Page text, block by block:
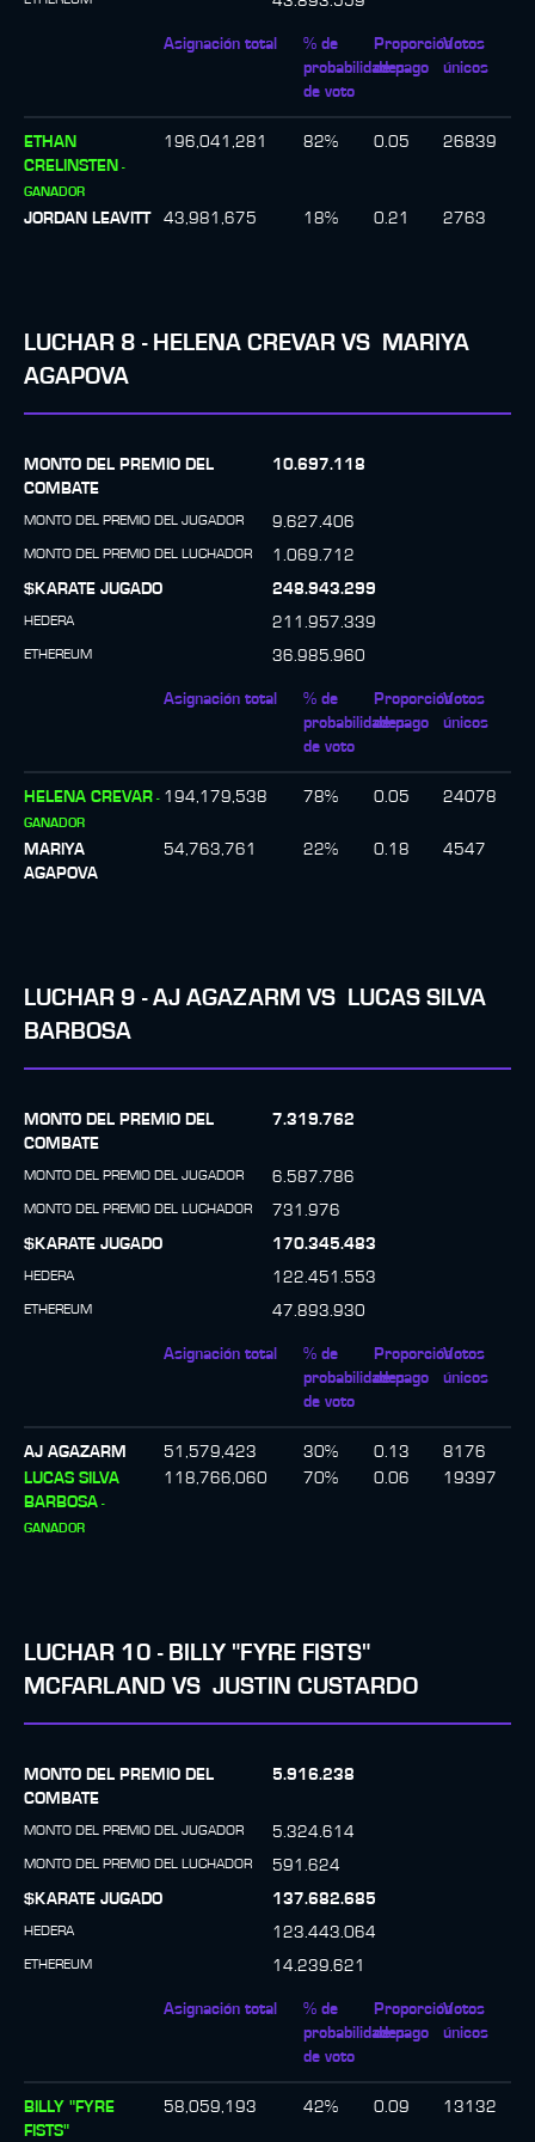
Asignación total
% de
probabilidades
de voto
Proporción
de pago
Votos
únicos
ETHAN
CRELINSTEN -
GANADOR
196,041,281 82% 0.05 26839
JORDAN LEAVITT 43,981,675 18% 0.21 2763
LUCHAR 8 - HELENA CREVAR VS
MARIYA
AGAPOVA
MONTO DEL PREMIO DEL
COMBATE
10.697.118
MONTO DEL PREMIO DEL JUGADOR 9.627.406
MONTO DEL PREMIO DEL LUCHADOR
1.069.712
$KARATE JUGADO
248.943.299
HEDERA 211.957.339
ETHEREUM 36.985.960
Asignación total
% de
probabilidades
de voto
Proporción
de pago
Votos
únicos
HELENA CREVAR -
GANADOR
194,179,538 78% 0.05 24078
MARIYA
AGAPOVA
54,763,761 22% 0.18 4547
LUCHAR 9 - AJ AGAZARM VS
LUCAS SILVA
BARBOSA
MONTO DEL PREMIO DEL
COMBATE
7.319.762
MONTO DEL PREMIO DEL JUGADOR 6.587.786
MONTO DEL PREMIO DEL LUCHADOR
731.976
$KARATE JUGADO
170.345.483
HEDERA 122.451.553
ETHEREUM 47.893.930
Asignación total
% de
probabilidades
de voto
Proporción
de pago
Votos
únicos
AJ AGAZARM 51,579,423 30% 0.13
8176
LUCAS SILVA
BARBOSA -
GANADOR
118,766,060 70% 0.06 19397
LUCHAR 10 - BILLY "FYRE FISTS"
MCFARLAND VS JUSTIN CUSTARDO
MONTO DEL PREMIO DEL
COMBATE
5.916.238
MONTO DEL PREMIO DEL JUGADOR 5.324.614
MONTO DEL PREMIO DEL LUCHADOR
591.624
$KARATE JUGADO
137.682.685
HEDERA 123.443.064
ETHEREUM 14.239.621
Asignación total
% de
probabilidades
de voto
Proporción
de pago
Votos
únicos
BILLY "FYRE
FISTS"
58,059,193 42% 0.09 13132